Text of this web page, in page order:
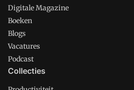
Digitale Magazine
Boeken
Blogs
Vacatures
Podcast
Collecties